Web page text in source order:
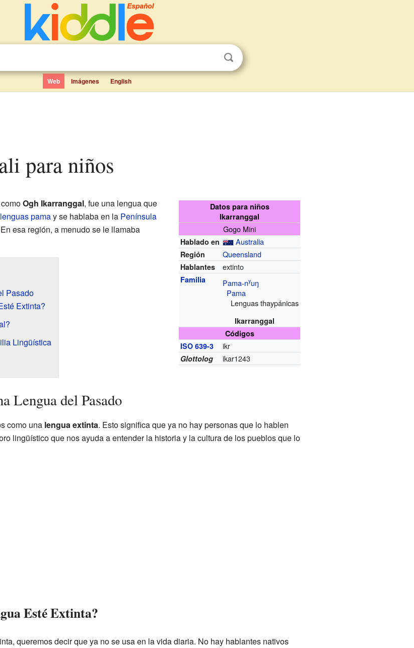
Web Imágenes English
para niños
Datos para niños
Ikarranggal
Gogo Mini
Hablado en Australia
Región Queensland
Hablantes extinto
Familia Pama-nyuŋ
Pama
Lenguas thaypánicas
Ikarranggal
Códigos
ISO 639-3
ikr
Glottolog ikar1243
Ogh Ikarranggal, fue una lengua que
lenguas pamay se hablaba en la Península
esa región, a menudo se le llamaba
Pasado
Extinta?
Lingüística
Lengua del Pasado
como una lengua extinta. Esto significa que ya no hay personas que lo hablen
lingüístico que nos ayuda a entender la historia y la cultura de los pueblos que lo
Esté Extinta?
queremos decir que ya no se usa en la vida diaria. No hay hablantes nativos